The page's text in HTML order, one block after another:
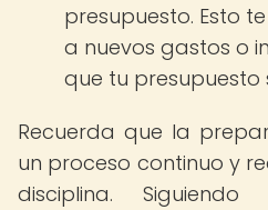
presupuesto. Esto
a nuevos gastos o
que tu presupuesto
Recuerda que la
un proceso continuo y
disciplina.